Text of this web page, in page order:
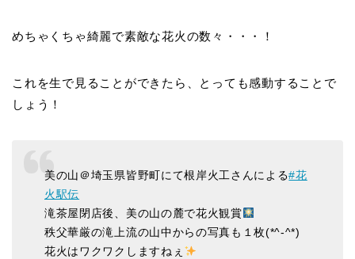
めちゃくちゃ綺麗で素敵な花火の数々・・・！
これを生で見ることができたら、とっても感動することで
しょう！
美の山＠埼玉県皆野町にて根岸火工さんによる#花
火駅伝
滝茶屋閉店後、美の山の麓で花火観賞
秩父華厳の滝上流の山中からの写真も１枚(*^-^*)
花火はワクワクしますねぇ